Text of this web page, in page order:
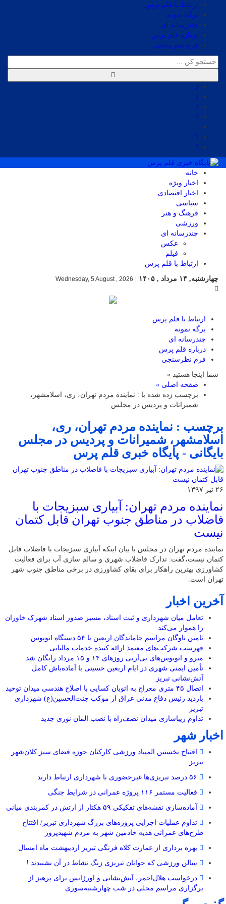
ارتباط با قلم پرس
برگه نمونه
چندرسانه ای
درباره قلم پرس
فرم نظرسنجی
خانه
اخبار ویژه
اخبار اقتصادی
سیاسی
فرهنگ و هنر
ورزشی
چندرسانه ای
عکس
فیلم
ارتباط با قلم پرس
چهارشنبه, ۱۴ مرداد , ۱۴۰۵
Wednesday, 5 August , 2026
ارتباط با قلم پرس
برگه نمونه
چندرسانه ای
درباره قلم پرس
فرم نظرسنجی
شما اینجا هستید »
صفحه اصلی »
برچسب زده شده با : نماینده مردم تهران، ری، اسلامشهر،
شمیرانات و پردیس در مجلس
برچسب : نماینده مردم تهران، ری،
اسلامشهر، شمیرانات و پردیس در مجلس
بایگانی - پایگاه خبری قلم پرس
۲۶ تیر ۱۳۹۷
نماینده مردم تهران: آبیاری سبزیجات با
فاضلاب در مناطق جنوب تهران قابل کتمان
نیست
نماینده مردم تهران در مجلس با بیان اینکه آبیاری سبزیجات با فاضلاب قابل
کتمان نیست،گفت: تدارک فاضلاب شهری و سالم سازی آب برای فعالیت
کشاورزی بهترین راهکار برای بقای کشاورزی در برخی مناطق جنوب شهر
تهران است.
آخرین اخبار
تعامل میان شهرداری و ثبت اسناد، مسیر صدور اسناد شهرک خاوران
را هموار می‌کند
تامین ناوگان مراسم جاماندگان اربعین با ۵۴ دستگاه اتوبوس
فهرست شرکت‌های معتمد ارائه کننده خدمات مالیاتی
مترو و اتوبوس‌های بی‌آرتی روزهای ۱۴ و ۱۵ مرداد رایگان شد
تأمین ایمنی شهری در ایام اربعین حسینی با آماده‌باش کامل
آتش‌نشانی تبریز
اتصال ۴۵ متری معراج به اتوبان کسایی با اصلاح هندسی میدان توحید
بازدید رئیس دفاع مدنی عراق از موکب جنت‌الحسین(ع) شهرداری
تبریز
تداوم زیباسازی میدان نصف‌راه با نصب المان نوری جدید
اخبار شهر
افتتاح نخستین المپیاد ورزشی کارکنان حوزه فضای سبز کلان‌شهر
تبریز
فعالیت مستمر ۱۱۶ پروژه عمرانی در شرایط جنگی
آماده‌سازی نقشه‌های تفکیکی ۵۹ هکتار از ارتش در کمربندی میانی
تداوم عملیات اجرایی پروژه‌های بزرگ شهرداری تبریز/ افتتاح
طرح‌های عمرانی هدیه خادمین شهر به مردم شهیدپرور
بهره برداری از عمارت کلاه فرنگی تبریز اردیبهشت ماه امسال
سالن ورزشی که جوانان تبریزی زنگ نشاط در آن نشنیدند !
درخواست هلال‌احمر، آتش‌نشانی و اورژانس برای پرهیز از
برگزاری مراسم محلی در شب چهارشنبه‌سوری